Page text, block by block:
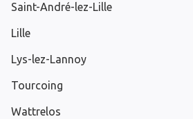
Saint-André-lez-Lille
Lille
Lys-lez-Lannoy
Tourcoing
Wattrelos